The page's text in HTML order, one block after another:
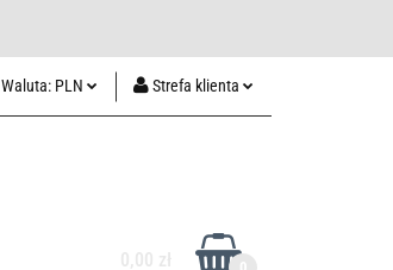
Waluta: PLN Strefa klienta